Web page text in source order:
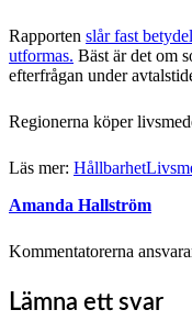
Rapporten slår fast
utformas. Bäst är det om
efterfrågan under
Regionerna köper
Läs mer: Hållbarhet
Amanda Hallström
Kommentatorerna
Lämna ett svar